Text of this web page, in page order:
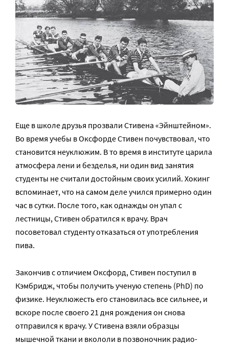
Еще в школе друзья прозвали Стивена «Эйнштейном».
Во время учебы в Оксфорде Стивен почувствовал, что
становится неуклюжим. В то время в институте царила
атмосфера лени и безделья, ни один вид занятия
студенты не считали достойным своих усилий. Хокинг
вспоминает, что на самом деле учился примерно один
час в сутки. После того, как однажды он упал с
лестницы, Стивен обратился к врачу. Врач
посоветовал студенту отказаться от употребления
пива.
Закончив с отличием Оксфорд, Стивен поступил в
Кэмбридж, чтобы получить ученую степень (PhD) по
физике. Неуклюжесть его становилась все сильнее, и
вскоре после своего 21 дня рождения он снова
отправился к врачу. У Стивена взяли образцы
мышечной ткани и вкололи в позвоночник радио-